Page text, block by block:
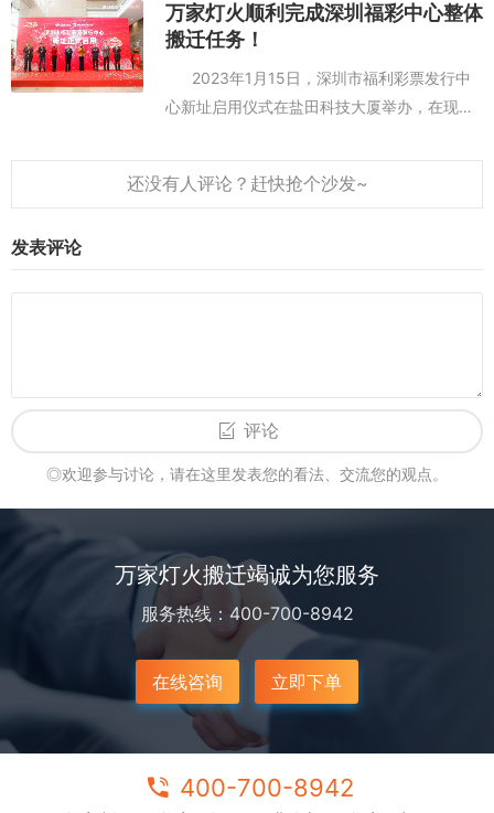
（3）再次叮嘱工人哪些是贵重物品和易...
万家灯火顺利完成深圳福彩中心整体
搬迁任务！
2023年1月15日，深圳市福利彩票发行中
心新址启用仪式在盐田科技大厦举办，在现场
福彩中心新址正式...
发表评论
评论
◎欢迎参与讨论，请在这里发表您的看法、交流您的观点。
万家灯火搬迁竭诚为您服务
服务热线：400-700-8942
在线咨询 立即下单
400-700-8942